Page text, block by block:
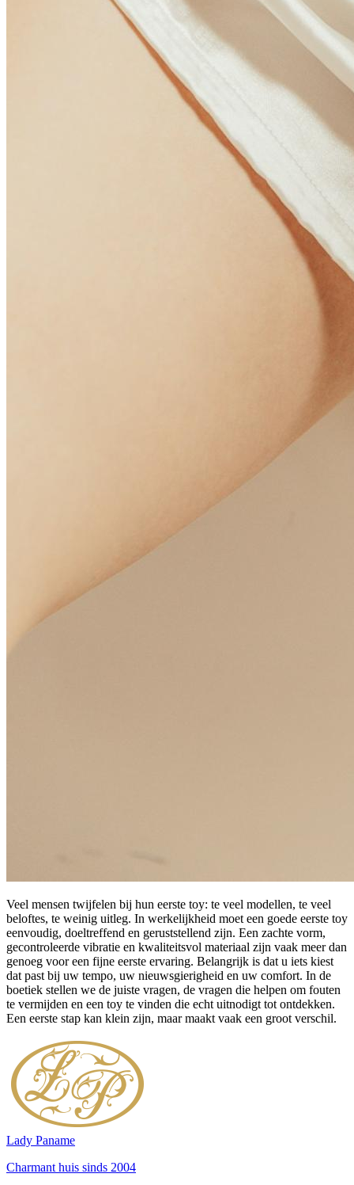
Veel mensen twijfelen bij hun eerste toy: te veel modellen, te veel
beloftes, te weinig uitleg. In werkelijkheid moet een goede eerste toy
eenvoudig, doeltreffend en geruststellend zijn. Een zachte vorm,
gecontroleerde vibratie en kwaliteitsvol materiaal zijn vaak meer dan
genoeg voor een fijne eerste ervaring. Belangrijk is dat u iets kiest
dat past bij uw tempo, uw nieuwsgierigheid en uw comfort. In de
boetiek stellen we de juiste vragen, de vragen die helpen om fouten
te vermijden en een toy te vinden die echt uitnodigt tot ontdekken.
Een eerste stap kan klein zijn, maar maakt vaak een groot verschil.
Lady Paname
Charmant huis sinds 2004